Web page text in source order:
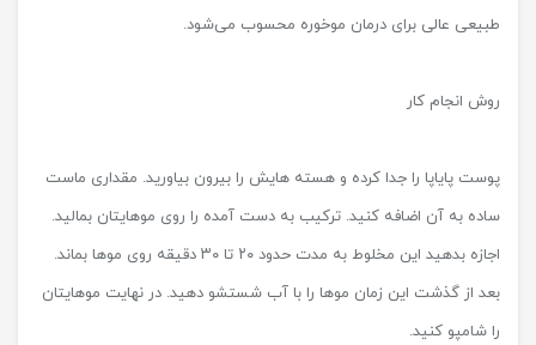
طبیعی عالی برای درمان موخوره محسوب می‌شود.
روش انجام کار
پوست پایاپا را جدا کرده و هسته هایش را بیرون بیاورید. مقداری ماست
ساده به آن اضافه کنید. ترکیب به دست آمده را روی موهایتان بمالید.
اجازه بدهید این مخلوط به مدت حدود ۲۰ تا ۳۰ دقیقه روی موها بماند.
بعد از گذشت این زمان موها را با آب شستشو دهید. در نهایت موهایتان
را شامپو کنید.